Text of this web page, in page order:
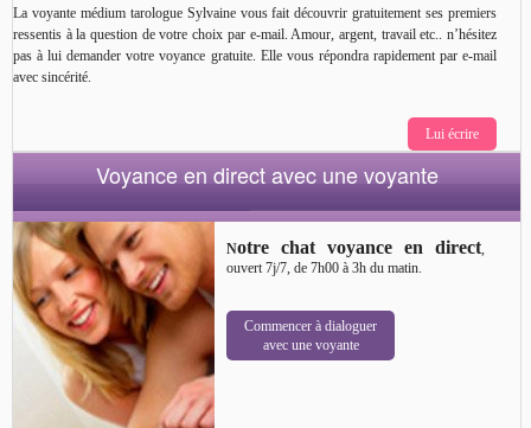
La voyante médium tarologue Sylvaine vous fait découvrir gratuitement ses premiers
ressentis à la question de votre choix par e-mail. Amour, argent, travail etc.. n’hésitez
pas à lui demander votre voyance gratuite. Elle vous répondra rapidement par e-mail
avec sincérité.
Lui écrire
Voyance en direct avec une voyante
Notre chat voyance en direct,
ouvert 7j/7, de 7h00 à 3h du matin.
Commencer à dialoguer
avec une voyante